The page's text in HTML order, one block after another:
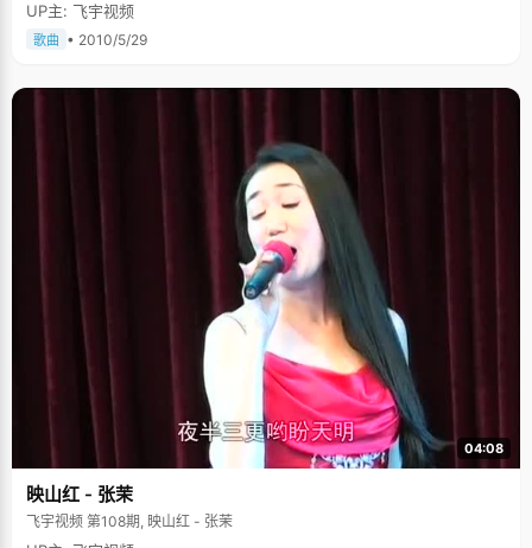
UP主: 飞宇视频
歌曲 • 2010/5/29
04:08
映山红 - 张茉
飞宇视频 第108期, 映山红 - 张茉